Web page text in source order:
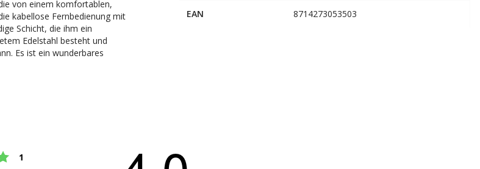
von einem komfortablen,
kabellose Fernbedienung mit
Schicht, die ihm ein
Edelstahl besteht und
Es ist ein wunderbares
EAN 8714273053503
Bewertung: 5 von 5 Sternen
1